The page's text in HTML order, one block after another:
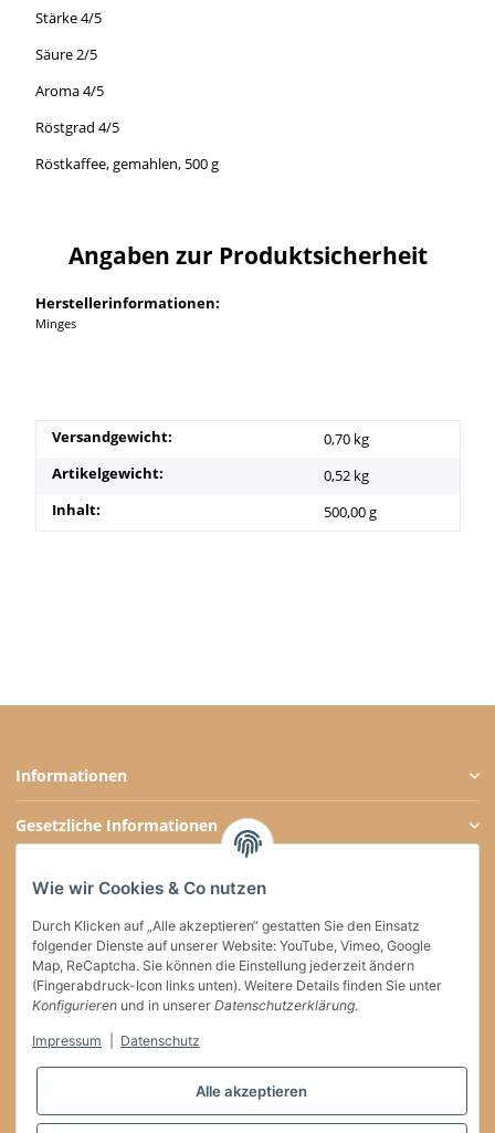
Stärke 4/5
Säure 2/5
Aroma 4/5
Röstgrad 4/5
Röstkaffee, gemahlen, 500 g
Angaben zur Produktsicherheit
Herstellerinformationen:
Minges
Versandgewicht:
0,70 kg
Artikelgewicht:
0,52 kg
Inhalt:
500,00 g
Informationen
Gesetzliche Informationen
Social Media
Versand
Vertrag widerrufen
Wie wir Cookies & Co nutzen
Durch Klicken auf „Alle akzeptieren“ gestatten Sie den Einsatz
folgender Dienste auf unserer Website: YouTube, Vimeo, Google
Map, ReCaptcha. Sie können die Einstellung jederzeit ändern
(Fingerabdruck-Icon links unten). Weitere Details finden Sie unter
Konfigurieren und in unserer Datenschutzerklärung.
Impressum Datenschutz
Alle akzeptieren